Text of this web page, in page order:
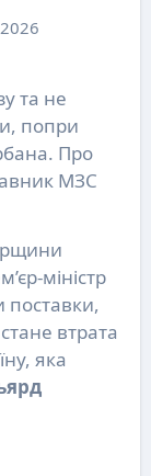
попри
Про
МЗС
міністр
втрата
яка